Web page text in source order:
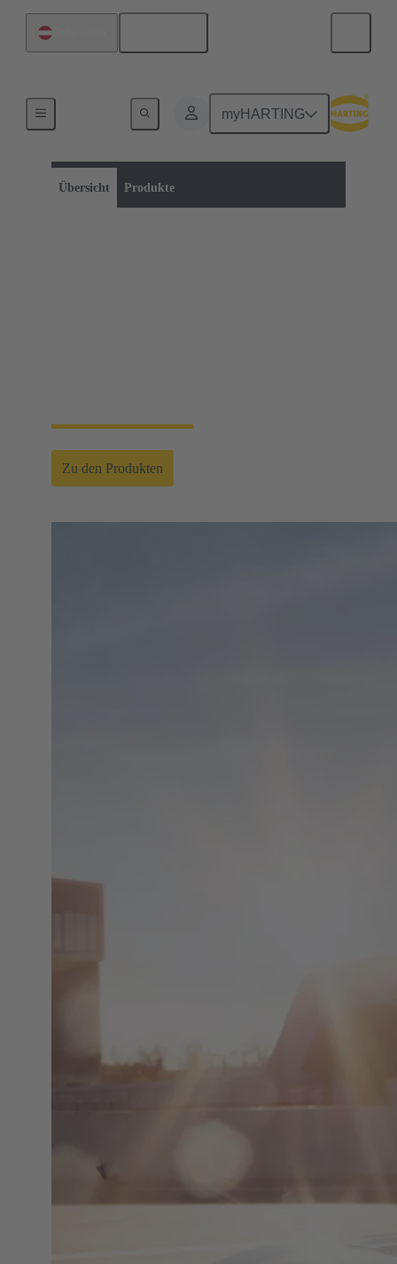
myHARTING
Übersicht Produkte
Startseite
Zu den Produkten